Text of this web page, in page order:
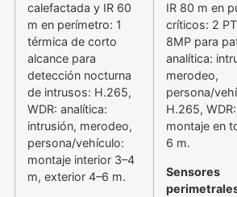
calefactada y IR 60
m en perímetro: 1
térmica de corto
alcance para
detección nocturna
de intrusos: H.265,
WDR: analítica:
intrusión, merodeo,
persona/vehículo:
montaje interior 3–4
m, exterior 4–6 m.
IR 80 m en
críticos: 2
8MP para
analítica:
merodeo,
persona/
H.265, WDR:
montaje en
6 m.
Sensores